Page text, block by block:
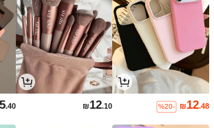
₪12.48
%20-
₪12.10
5.40